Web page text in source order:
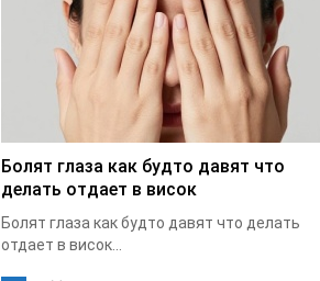
Болят глаза как будто давят что
делать отдает в висок
Болят глаза как будто давят что делать
отдает в висок...